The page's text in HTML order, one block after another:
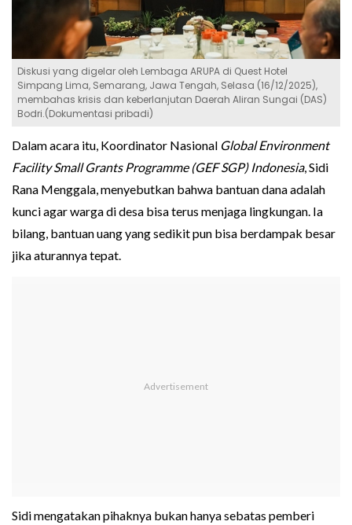
Diskusi yang digelar oleh Lembaga ARUPA di Quest Hotel
Simpang Lima, Semarang, Jawa Tengah, Selasa (16/12/2025),
membahas krisis dan keberlanjutan Daerah Aliran Sungai (DAS)
Bodri.(Dokumentasi pribadi)
Dalam acara itu, Koordinator Nasional Global Environment
Facility Small Grants Programme (GEF SGP) Indonesia, Sidi
Rana Menggala, menyebutkan bahwa bantuan dana adalah
kunci agar warga di desa bisa terus menjaga lingkungan. Ia
bilang, bantuan uang yang sedikit pun bisa berdampak besar
jika aturannya tepat.
Sidi mengatakan pihaknya bukan hanya sebatas pemberi